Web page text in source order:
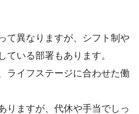
て異なりますが、シフト制や
ている部署もあります。
ライフステージに合わせた働
りますが、代休や手当でしっ